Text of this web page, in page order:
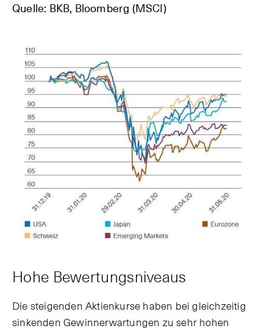
Quelle: BKB, Bloomberg (MSCI)
Hohe Bewertungsniveaus
Die steigenden Aktienkurse haben bei gleichzeitig
sinkenden Gewinnerwartungen zu sehr hohen